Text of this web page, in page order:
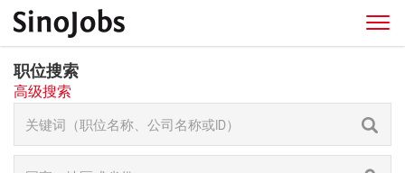
职位搜索
高级搜索